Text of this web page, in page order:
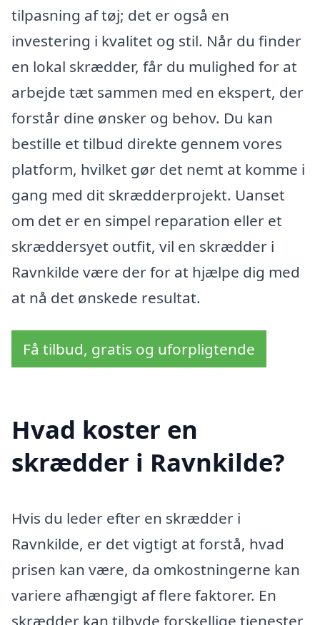
tilpasning af tøj; det er også en
investering i kvalitet og stil. Når du finder
en lokal skrædder, får du mulighed for at
arbejde tæt sammen med en ekspert, der
forstår dine ønsker og behov. Du kan
bestille et tilbud direkte gennem vores
platform, hvilket gør det nemt at komme i
gang med dit skrædderprojekt. Uanset
om det er en simpel reparation eller et
skræddersyet outfit, vil en skrædder i
Ravnkilde være der for at hjælpe dig med
at nå det ønskede resultat.
Få tilbud, gratis og uforpligtende
Hvad koster en
skrædder i Ravnkilde?
Hvis du leder efter en skrædder i
Ravnkilde, er det vigtigt at forstå, hvad
prisen kan være, da omkostningerne kan
variere afhængigt af flere faktorer. En
skrædder kan tilbyde forskellige tjenester,